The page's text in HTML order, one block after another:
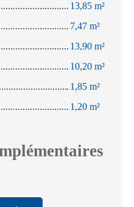
13,85 m²
7,47 m²
13,90 m²
10,20 m²
1,85 m²
1,20 m²